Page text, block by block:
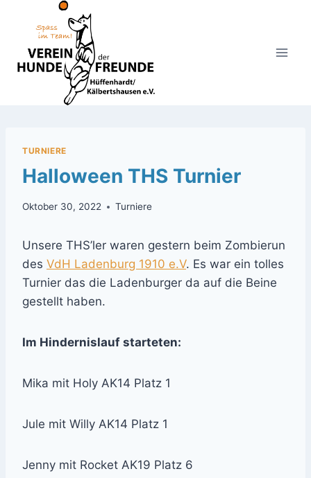
springen
TURNIERE
Halloween THS Turnier
Oktober 30, 2022 Turniere
Unsere THS’ler waren gestern beim Zombierun
des VdH Ladenburg 1910 e.V. Es war ein tolles
Turnier das die Ladenburger da auf die Beine
gestellt haben.
Im Hindernislauf starteten:
Mika mit Holy AK14 Platz 1
Jule mit Willy AK14 Platz 1
Jenny mit Rocket AK19 Platz 6